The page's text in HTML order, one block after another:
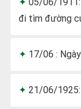
đi tìm đường
17/06 :
21/06/1925: